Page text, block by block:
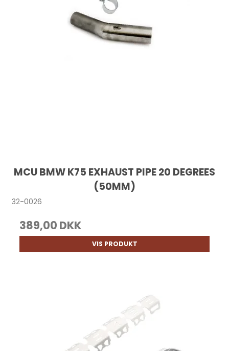
MCU BMW K75 EXHAUST PIPE 20 DEGREES
(50MM)
32-0026
389,00 DKK
VIS PRODUKT